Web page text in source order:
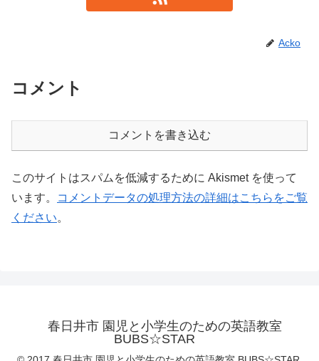
Acko
コメント
コメントを書き込む
このサイトはスパムを低減するために Akismet を使って
います。
コメントデータの処理方法の詳細はこちらをご覧
ください。
春日井市 園児と小学生のための英語教室
BUBS☆STAR